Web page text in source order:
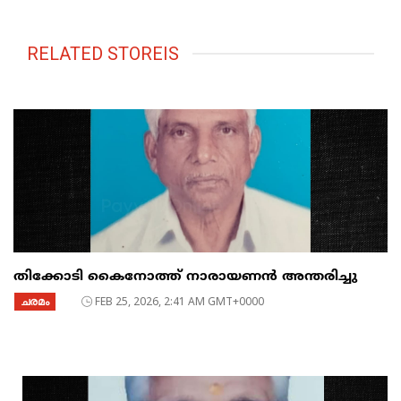
RELATED STOREIS
തിക്കോടി കൈനോത്ത് നാരായണൻ അന്തരിച്ചു
ചരമം FEB 25, 2026, 2:41 AM GMT+0000